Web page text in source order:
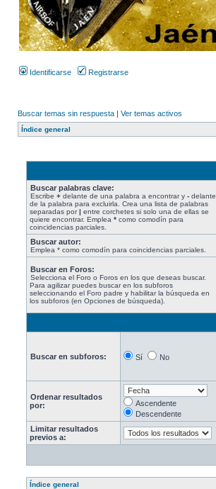
Identificarse Registrarse
Buscar temas sin respuesta | Ver temas activos
Índice general
Buscar palabras clave:
Escribe + delante de una palabra a encontrar y - delante
de la palabra para excluirla. Crea una lista de palabras
separadas por| entre corchetes si solo una de ellas se
quiere encontrar. Emplea * como comodín para
coincidencias parciales.
Buscar autor:
Emplea * como comodín para coincidencias parciales.
Buscar en Foros:
Selecciona el Foro o Foros en los que deseas buscar.
Para agilizar puedes buscar en los subforos
seleccionando el Foro padre y habilitar la búsqueda en
los subforos (en Opciones de búsqueda).
Buscar en subforos: Sí No
Ordenar resultados
por:
Ascendente
Descendente
Limitar resultados
previos a:
Índice general